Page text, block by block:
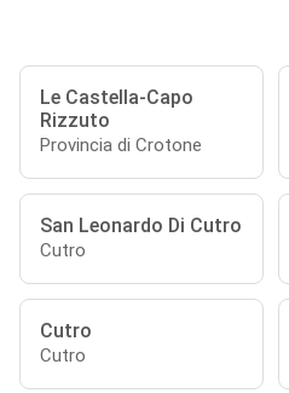
Le Castella-Capo
Rizzuto
Provincia di Crotone
San Leonardo Di Cutro
Cutro
Cutro
Cutro